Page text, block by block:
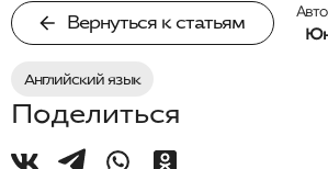
Вернуться к статьям
Английский язык
Поделиться